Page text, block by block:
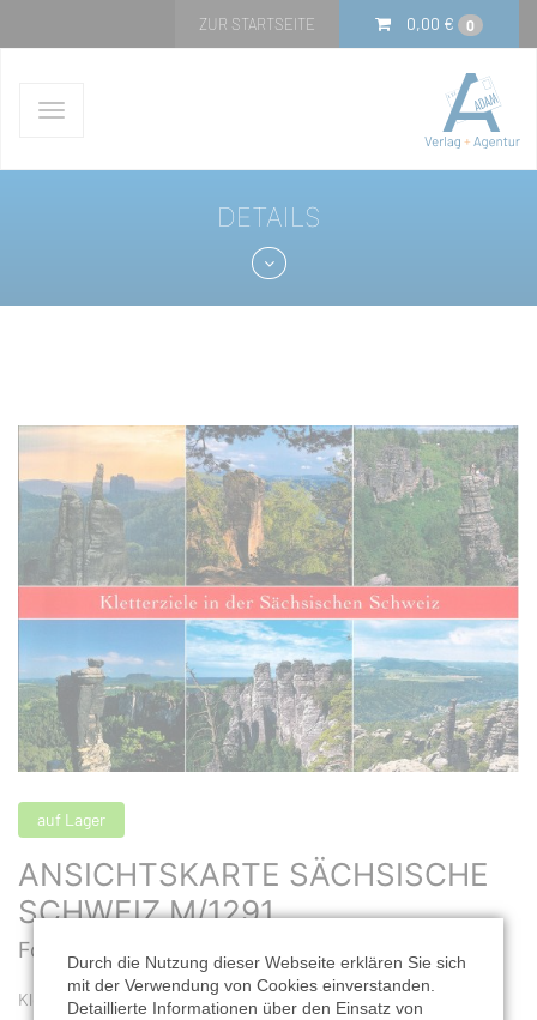
0,00 € 0
ZUR STARTSEITE
Navigation
DETAILS
auf Lager
ANSICHTSKARTE SÄCHSISCHE
SCHWEIZ M/1291
Format: 16,2 x 11,2 cm |
Kletterziele in der Sächsischen Schweiz, 6-teilig
Durch die Nutzung dieser Webseite erklären Sie sich
mit der Verwendung von Cookies einverstanden.
Detaillierte Informationen über den Einsatz von